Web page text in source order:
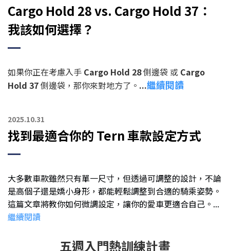
Cargo Hold 28 vs. Cargo Hold 37：
我該如何選擇？
如果你正在考慮入手 Cargo Hold 28側邊袋 或 Cargo
Hold 37側邊袋，那你來對地方了。 ...繼續閱讀
2025.10.31
找到最適合你的 Tern 車款設定方式
大多數車款雖然只有單一尺寸，但透過可調整的設計，不論
是高個子還是嬌小身形，都能輕鬆調整到合適的騎乘姿勢。
這篇文章將教你如何微調設定，讓你的愛車更適合自己。...
繼續閱讀
五週入門熱訓練計畫